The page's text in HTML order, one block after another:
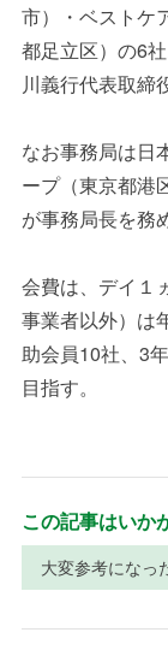
市）・ベストケ
都足立区）の6
川義行代表取締
なお事務局は日
ープ（東京都港
が事務局長を務
会費は、デイ１
事業者以外）は
助会員10社、3
目指す。
この記事はいか
大変参考になっ